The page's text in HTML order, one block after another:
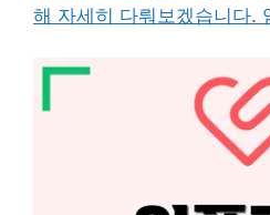
해 자세히 다뤄보겠습니다.